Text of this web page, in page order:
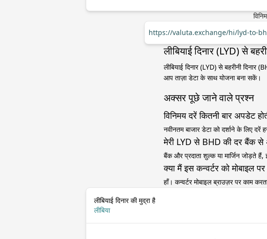
https://valuta.exchange/hi/lyd-to-
लीबियाई दिनार (LYD) से
लीबियाई दिनार (LYD) से बहरीनी
आप ताज़ा डेटा के साथ योजना बना सकें।
अक्सर पूछे जाने वाले प्रश्न
विनिमय दरें कितनी बार अपडेट
नवीनतम बाजार डेटा को दर्शाने के लिए दरें
मेरी LYD से BHD की दर बैंक से
बैंक और प्रदाता शुल्क या मार्जिन जोड़ते हैं,
क्या मैं इस कन्वर्टर को मोबाइल
हाँ। कन्वर्टर मोबाइल ब्राउज़र पर काम
लीबियाई दिनार की मुद्रा है
लीबिया